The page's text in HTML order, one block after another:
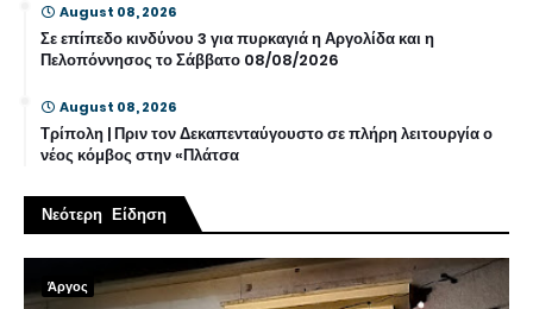
August 08, 2026
Σε επίπεδο κινδύνου 3 για πυρκαγιά η Αργολίδα και η
Πελοπόννησος το Σάββατο 08/08/2026
August 08, 2026
Τρίπολη | Πριν τον Δεκαπενταύγουστο σε πλήρη λειτουργία ο
νέος κόμβος στην «Πλάτσα
Νεότερη Είδηση
Άργος